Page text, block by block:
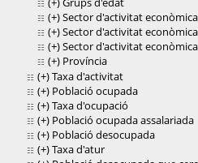
(+)Sector d'activitat econòmica
(+)Sector d'activitat econòmica
(+)Sector d'activitat econòmica
(+) Província
(+)Taxa d'activitat
(+) Població ocupada
(+)Taxa d'ocupació
(+) Població ocupada assalariada
(+) Població desocupada
(+)Taxa d'atur